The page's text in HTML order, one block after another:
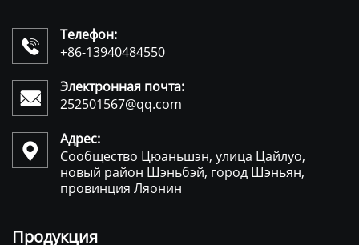

Телефон:
+86-13940484550

Электронная почта:
252501567@qq.com

Адрес:
Сообщество Цюаньшэн, улица Цайлуо,
новый район Шэньбэй, город Шэньян,
провинция Ляонин
Продукция